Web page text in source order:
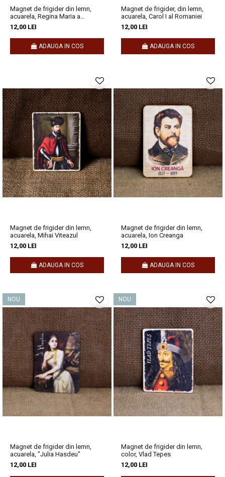
Magnet de frigider din lemn,
acuarela, Regina Maria a
Romaniei
12,00 LEI
ADAUGA IN COS
Magnet de frigider, din lemn,
acuarela, Carol I al Romaniei
12,00 LEI
ADAUGA IN COS
Magnet de frigider din lemn,
acuarela, Mihai Viteazul
12,00 LEI
ADAUGA IN COS
Magnet de frigider din lemn,
acuarela, Ion Creanga
12,00 LEI
ADAUGA IN COS
NOU
Magnet de frigider din lemn,
acuarela, "Julia Hasdeu"
12,00 LEI
NOU
Magnet de frigider din lemn,
color, Vlad Tepes
12,00 LEI